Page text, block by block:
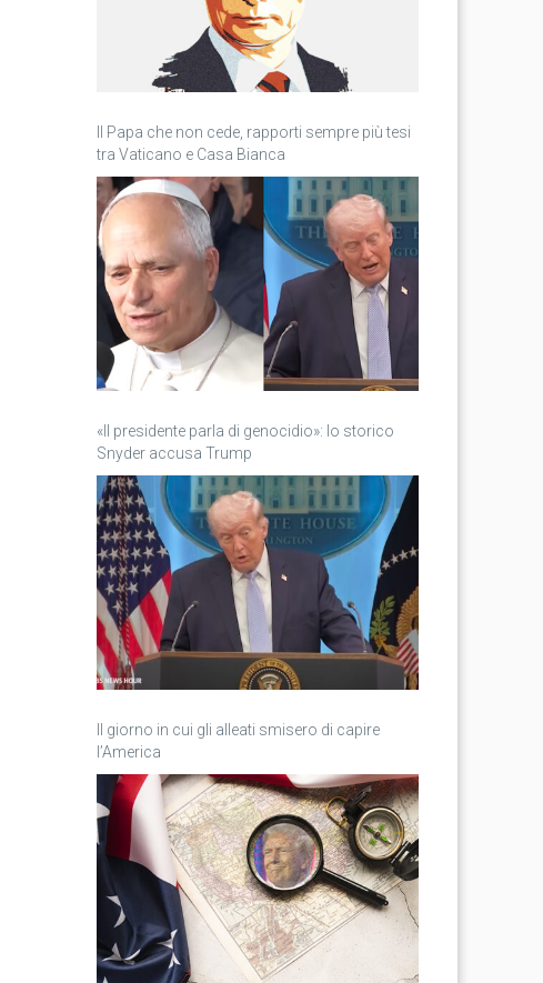
Il Papa che non cede, rapporti sempre più tesi
tra Vaticano e Casa Bianca
«Il presidente parla di genocidio»: lo storico
Snyder accusa Trump
Il giorno in cui gli alleati smisero di capire
l’America